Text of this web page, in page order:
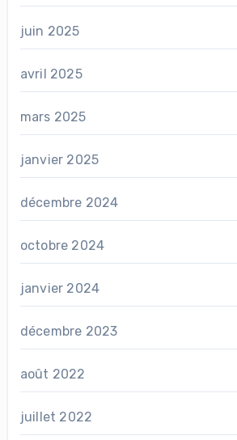
juin 2025
avril 2025
mars 2025
janvier 2025
décembre 2024
octobre 2024
janvier 2024
décembre 2023
août 2022
juillet 2022